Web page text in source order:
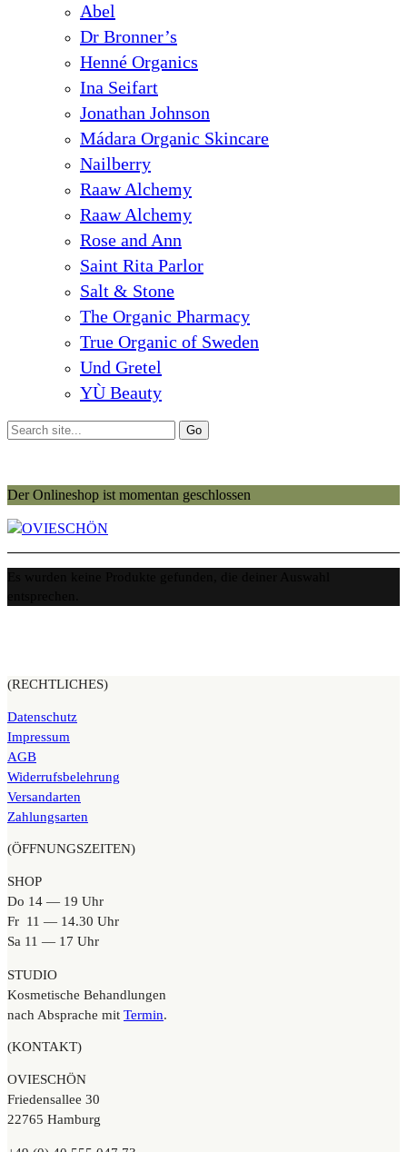
Abel
Dr Bronner’s
Henné Organics
Ina Seifart
Jonathan Johnson
Mádara Organic Skincare
Nailberry
Raaw Alchemy
Raaw Alchemy
Rose and Ann
Saint Rita Parlor
Salt & Stone
The Organic Pharmacy
True Organic of Sweden
Und Gretel
YÙ Beauty
Der Onlineshop ist momentan geschlossen
(RECHTLICHES)
Datenschutz
Impressum
AGB
Widerrufsbelehrung
Versandarten
Zahlungsarten
(ÖFFNUNGSZEITEN)
SHOP
Do 14 — 19 Uhr
Fr 11 — 14.30 Uhr
Sa 11 — 17 Uhr
STUDIO
Kosmetische Behandlungen
nach Absprache mit Termin.
(KONTAKT)
OVIESCHÖN
Friedensallee 30
22765 Hamburg